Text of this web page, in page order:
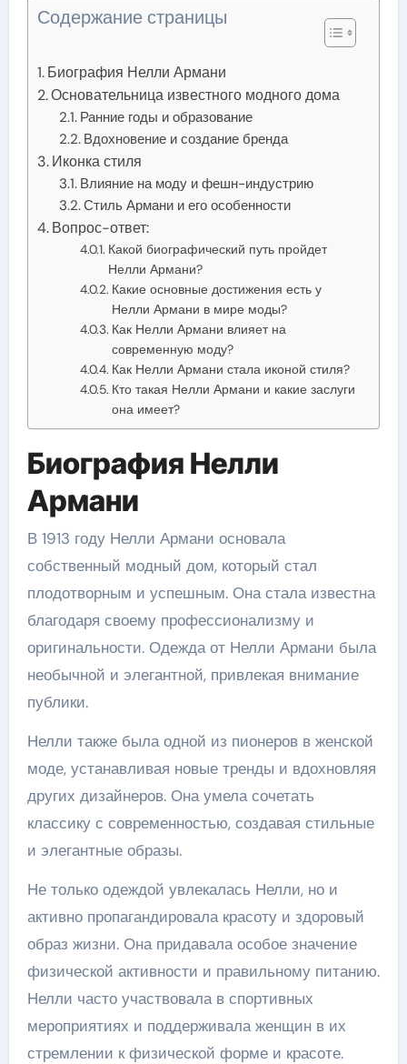
Содержание страницы
Биография Нелли Армани
Основательница известного модного дома
Ранние годы и образование
Вдохновение и создание бренда
Иконка стиля
Влияние на моду и фешн-индустрию
Стиль Армани и его особенности
Вопрос-ответ:
Какой биографический путь пройдет
Нелли Армани?
Какие основные достижения есть у
Нелли Армани в мире моды?
Как Нелли Армани влияет на
современную моду?
Как Нелли Армани стала иконой стиля?
Кто такая Нелли Армани и какие заслуги
она имеет?
Биография Нелли
Армани
В 1913 году Нелли Армани основала
собственный модный дом, который стал
плодотворным и успешным. Она стала известна
благодаря своему профессионализму и
оригинальности. Одежда от Нелли Армани была
необычной и элегантной, привлекая внимание
публики.
Нелли также была одной из пионеров в женской
моде, устанавливая новые тренды и вдохновляя
других дизайнеров. Она умела сочетать
классику с современностью, создавая стильные
и элегантные образы.
Не только одеждой увлекалась Нелли, но и
активно пропагандировала красоту и здоровый
образ жизни. Она придавала особое значение
физической активности и правильному питанию.
Нелли часто участвовала в спортивных
мероприятиях и поддерживала женщин в их
стремлении к физической форме и красоте.